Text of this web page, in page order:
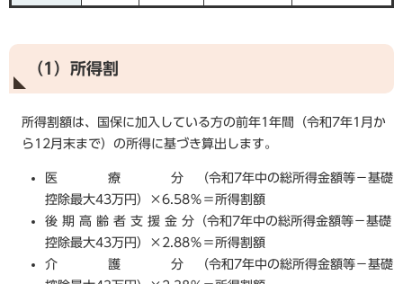
（1）所得割
所得割額は、国保に加入している方の前年1年間（令和7年1月か
ら12月末まで）の所得に基づき算出します。
医 療 分 （令和7年中の総所得金額等－基礎
控除最大43万円）×6.58％＝所得割額
後 期 高 齢 者 支 援 金 分（令和7年中の総所得金額等－基礎
控除最大43万円）×2.88％＝所得割額
介 護 分 （令和7年中の総所得金額等－基礎